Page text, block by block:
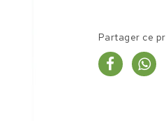
Partager ce